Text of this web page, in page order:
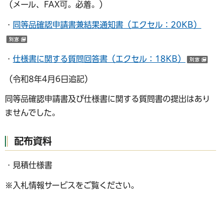
（メール、FAX可。必着。）
・ 同等品確認申請書兼結果通知書（エクセル：20KB）
・ 仕様書に関する質問回答書（エクセル：18KB）
（令和8年4月6日追記）
同等品確認申請書及び仕様書に関する質問書の提出はあり
ませんでした。
配布資料
・見積仕様書
※入札情報サービスをご覧ください。